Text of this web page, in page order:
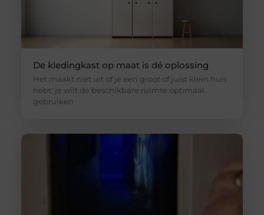
De kledingkast op maat is dé oplossing
Het maakt niet uit of je een groot of juist klein huis
hebt: je wilt de beschikbare ruimte optimaal
gebruiken